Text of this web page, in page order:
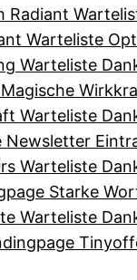
Radiant
Warteliste
Warteliste
Warteliste
Newsletter
Warteliste
Starke
Warteliste